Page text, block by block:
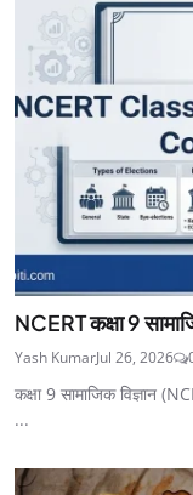
NCERT कक्षा 9
Yash KumarJul 26, 2026
कक्षा 9 सामाजिक विज्ञान
...